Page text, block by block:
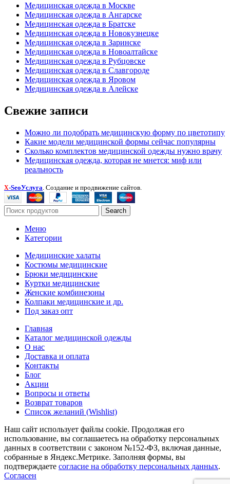
Медицинская одежда в Москве
Медицинская одежда в Ангарске
Медицинская одежда в Братске
Медицинская одежда в Новокузнецке
Медицинская одежда в Заринске
Медицинская одежда в Новоалтайске
Медицинская одежда в Рубцовске
Медицинская одежда в Славгороде
Медицинская одежда в Яровом
Медицинская одежда в Алейске
Свежие записи
Можно ли подобрать медицинскую форму по цветотипу
Какие модели медицинской формы сейчас популярны
Сколько комплектов медицинской одежды нужно врачу
Медицинская одежда, которая не мнется: миф или
реальность
X-SeoУслуга . Создание и продвижение сайтов.
Search
Меню
Категории
Медицинские халаты
Костюмы медицинские
Брюки медицинские
Куртки медицинские
Женские комбинезоны
Колпаки медицинские и др.
Под заказ опт
Главная
Каталог медицинской одежды
О нас
Доставка и оплата
Контакты
Блог
Акции
Вопросы и ответы
Возврат товаров
Список желаний (Wishlist)
Наш сайт использует файлы cookie. Продолжая его
использование, вы соглашаетесь на обработку персональных
данных в соответствии с законом №152-ФЗ, включая данные,
собранные в Яндекс.Метрике. Заполняя формы, вы
подтверждаете согласие на обработку персональных данных.
Согласен